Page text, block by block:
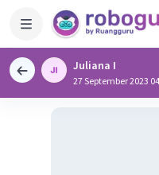
Juliana I
27 September 2023